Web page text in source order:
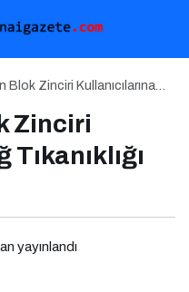
Blok Zinciri Kullanıcılarına
Zinciri
yayınlandı
Türkiye’yi Temsil
Avrupa’nın en prestijli